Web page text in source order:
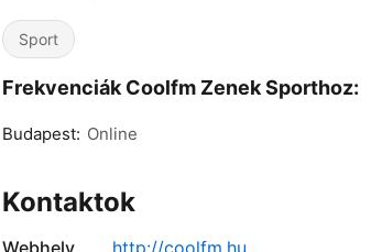
Sport
Frekvenciák Coolfm Zenek Sporthoz:
Budapest: Online
Kontaktok